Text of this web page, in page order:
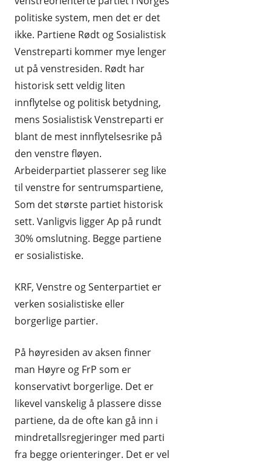
politiske system, men det er det
ikke. Partiene Rødt og Sosialistisk
Venstreparti kommer mye lenger
ut på venstresiden. Rødt har
historisk sett veldig liten
innflytelse og politisk betydning,
mens Sosialistisk Venstreparti er
blant de mest innflytelsesrike på
den venstre fløyen.
Arbeiderpartiet plasserer seg like
til venstre for sentrumspartiene,
Som det største partiet historisk
sett. Vanligvis ligger Ap på rundt
30% omslutning. Begge partiene
er sosialistiske.
KRF, Venstre og Senterpartiet er
verken sosialistiske eller
borgerlige partier.
På høyresiden av aksen finner
man Høyre og FrP som er
konservativt borgerlige. Det er
likevel vanskelig å plassere disse
partiene, da de ofte kan gå inn i
mindretallsregjeringer med parti
fra begge orienteringer. Det er vel